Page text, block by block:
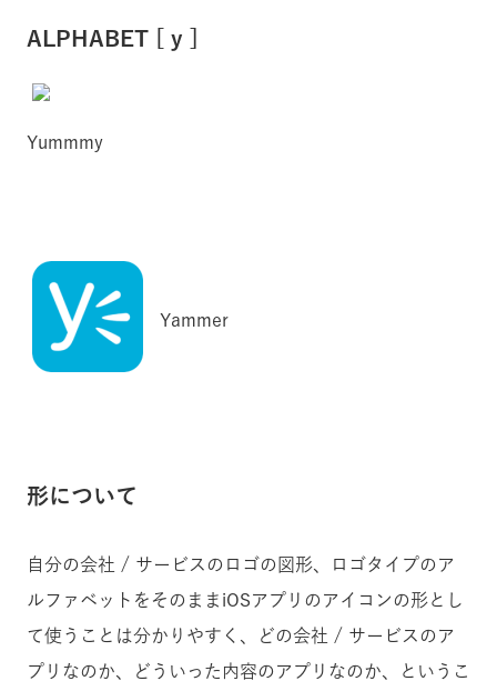
ALPHABET [ y ]
Yummmy
Yammer
形について
自分の会社 / サービスのロゴの図形、ロゴタイプのア
ルファベットをそのままiOSアプリのアイコンの形とし
て使うことは分かりやすく、どの会社 / サービスのア
プリなのか、どういった内容のアプリなのか、というこ